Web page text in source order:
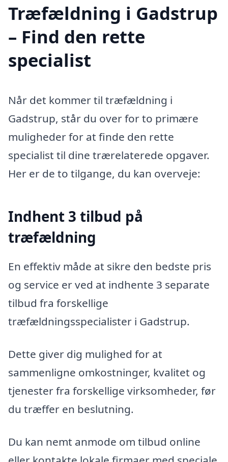
Træfældning i Gadstrup
– Find den rette
specialist
Når det kommer til træfældning i
Gadstrup, står du over for to primære
muligheder for at finde den rette
specialist til dine trærelaterede opgaver.
Her er de to tilgange, du kan overveje:
Indhent 3 tilbud på
træfældning
En effektiv måde at sikre den bedste pris
og service er ved at indhente 3 separate
tilbud fra forskellige
træfældningsspecialister i Gadstrup.
Dette giver dig mulighed for at
sammenligne omkostninger, kvalitet og
tjenester fra forskellige virksomheder, før
du træffer en beslutning.
Du kan nemt anmode om tilbud online